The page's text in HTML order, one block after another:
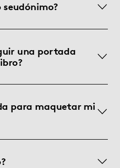
una portada
para maquetar mi